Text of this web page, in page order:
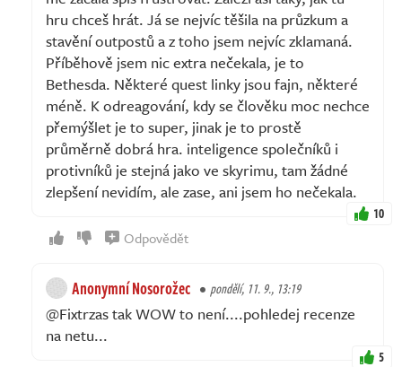
hru chceš hrát. Já se nejvíc těšila na průzkum a
stavění outpostů a z toho jsem nejvíc zklamaná.
Příběhově jsem nic extra nečekala, je to
Bethesda. Některé quest linky jsou fajn, některé
méně. K odreagování, kdy se člověku moc nechce
přemýšlet je to super, jinak je to prostě
průměrně dobrá hra. inteligence společníků i
protivníků je stejná jako ve skyrimu, tam žádné
zlepšení nevidím, ale zase, ani jsem ho nečekala.
10
Odpovědět
Anonymní Nosorožec pondělí, 11. 9., 13:19
@Fixtrzas tak WOW to není....pohledej recenze
na netu...
5